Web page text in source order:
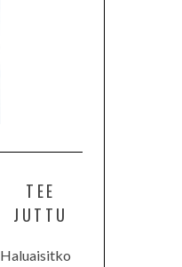
TEE
JUTTU
Haluaisitko